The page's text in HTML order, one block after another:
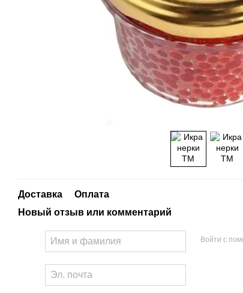
Доставка
Оплата
Новый отзыв или комментарий
Войти с